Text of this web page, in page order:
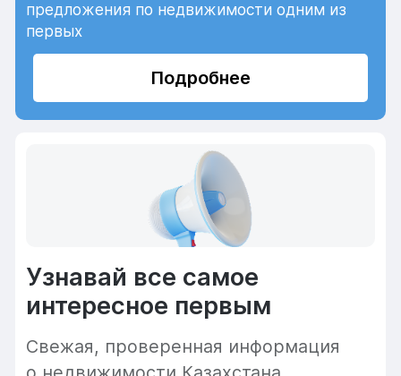
предложения по недвижимости одним из
первых
Подробнее
Узнавай все самое
интересное первым
Cвежая, проверенная информация